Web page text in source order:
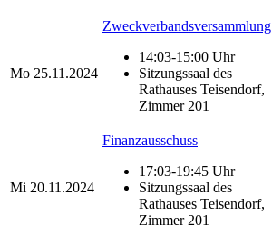
Mo 25.11.2024
Zweckverbandsversammlung
14:03-15:00 Uhr
Sitzungssaal des
Rathauses Teisendorf,
Zimmer 201
Mi 20.11.2024
Finanzausschuss
17:03-19:45 Uhr
Sitzungssaal des
Rathauses Teisendorf,
Zimmer 201